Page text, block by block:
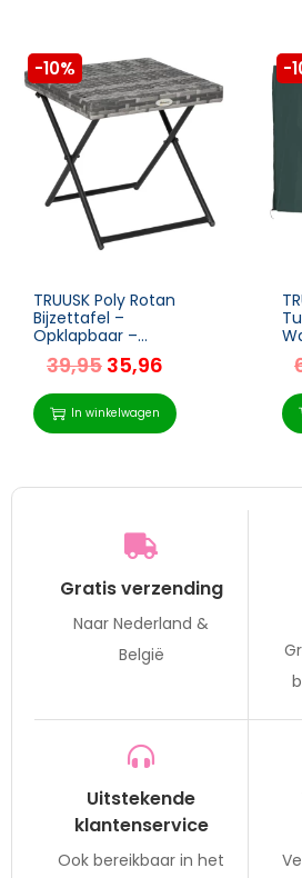
-10%
TRUUSK Poly Rotan
Bijzettafel –
Opklapbaar –
Tuinmeubelen –
Balkontafel – Klaptafel
– Metaal – Grijs – 40 x
40 x 40 cm
39,95 35,96
In winkelwagen
-
Gratis verzending
Naar Nederland &
België
Uitstekende
klantenservice
Ook bereikbaar in het